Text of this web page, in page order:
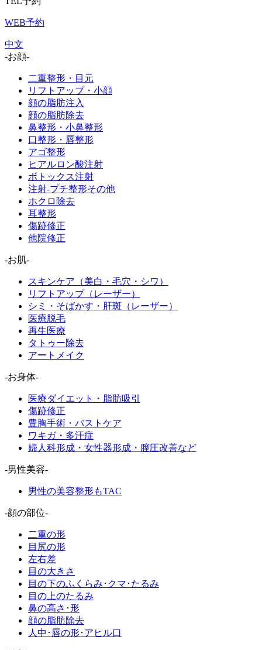
WEB予約
中文
-お顔-
二重整形・目元
リフトアップ・小顔
顔の脂肪注入
顔の脂肪除去
鼻整形・小鼻整形
口整形・唇整形
アゴ整形
ヒアルロン酸注射
ボトックス注射
注射-プチ整形その他
ホクロ除去
耳整形
傷跡修正
他院修正
-お肌-
スキンケア（美白・毛穴・シワ）
リフトアップ（レーザー）
シミ・そばかす・肝斑（レーザー）
医療脱毛
再生医療
タトゥー除去
アートメイク
-お身体-
医療ダイエット・脂肪吸引
傷跡修正
豊胸手術・バストケア
ワキガ・多汗症
婦人科形成・女性器形成・膣圧改善など
-男性美容-
男性の美容整形もTAC
-顔の部位-
二重の形
目尻の形
左右差
目の大きさ
目の下のふくらみ･クマ･たるみ
目の上のたるみ
鼻の高さ･形
顔の脂肪除去
人中･唇の形･アヒル口